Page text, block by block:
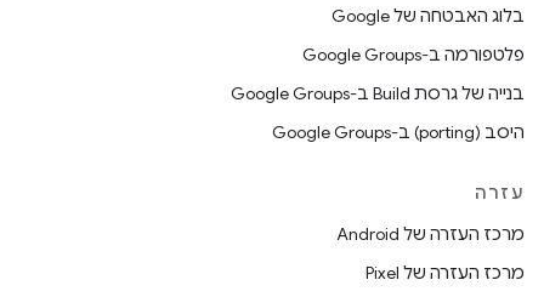
בלוג האבטחה של Google
פלטפורמה ב-Google Groups
בנייה של גרסת Build ב-Google Groups
היסב (porting) ב-Google Groups
עזרה
מרכז העזרה של Android
מרכז העזרה של Pixel